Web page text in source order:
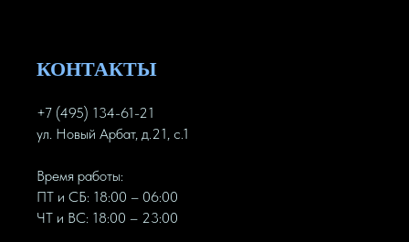
КОНТАКТЫ
+7 (495) 134-61-21
ул. Новый Арбат, д.21, с.1
Время работы:
ПТ и СБ: 18:00 – 06:00
ЧТ и ВС: 18:00 – 23:00